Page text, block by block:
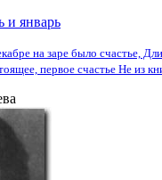
и январь
на заре было счастье,
первое счастье Не из